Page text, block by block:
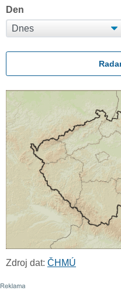
Den
Zdroj dat: ČHMÚ